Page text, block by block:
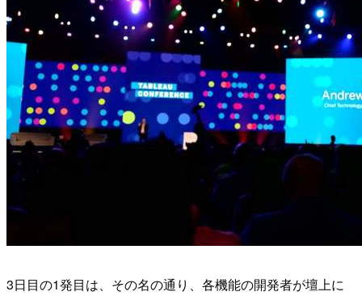
3日目の1発目は、その名の通り、各機能の開発者が壇上に